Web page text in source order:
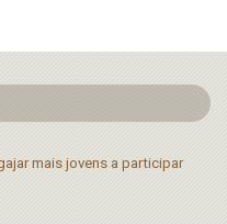
mais jovens a participar